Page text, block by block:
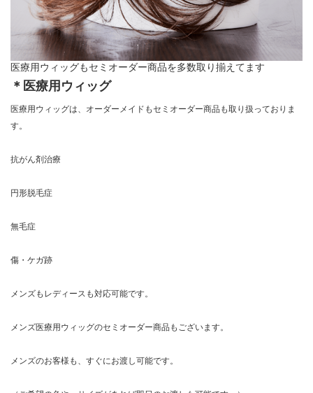
医療用ウィッグもセミオーダー商品を多数取り揃えてます
＊医療用ウィッグ
医療用ウィッグは、オーダーメイドもセミオーダー商品も取り扱っておりま
す。
抗がん剤治療
円形脱毛症
無毛症
傷・ケガ跡
メンズもレディースも対応可能です。
メンズ医療用ウィッグのセミオーダー商品もございます。
メンズのお客様も、すぐにお渡し可能です。